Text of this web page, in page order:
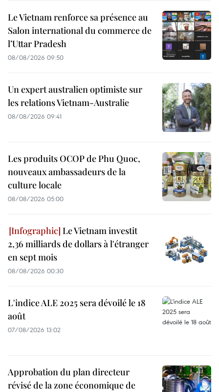
Le Vietnam renforce sa présence au
Salon international du commerce de
l’Uttar Pradesh
08/08/2026 09:50
Un expert australien optimiste sur
les relations Vietnam-Australie
08/08/2026 09:41
Les produits OCOP de Phu Quoc,
nouveaux ambassadeurs de la
culture locale
08/08/2026 05:00
Le Vietnam investit
2,36 milliards de dollars à l'étranger
en sept mois
08/08/2026 00:30
L'indice ALE 2025 sera dévoilé le 18
août
07/08/2026 13:02
Approbation du plan directeur
révisé de la zone économique de